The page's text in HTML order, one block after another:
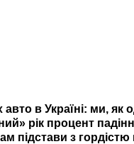
в Україні: ми, як
рік процент
підстави з